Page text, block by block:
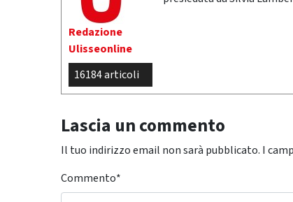
Redazione
Ulisseonline
16184 articoli
Lascia un commento
Il tuo indirizzo email non sarà pubblicato. I
Commento*